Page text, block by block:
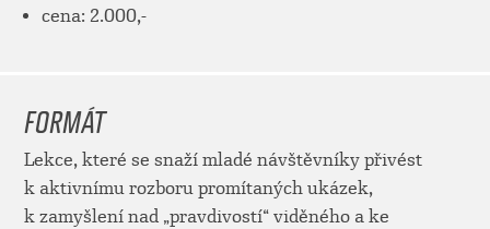
cena: 2.000,-
FORMÁT
Lekce, které se snaží mladé návštěvníky přivést
k aktivnímu rozboru promítaných ukázek,
k zamyšlení nad „pravdivostí“ viděného a ke